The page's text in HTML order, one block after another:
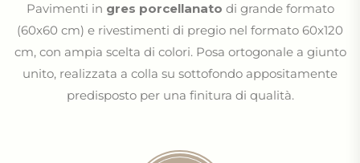
Pavimenti in gres porcellanato di grande formato
(60x60 cm) e rivestimenti di pregio nel formato 60x120
cm, con ampia scelta di colori. Posa ortogonale a giunto
unito, realizzata a colla su sottofondo appositamente
predisposto per una finitura di qualità.